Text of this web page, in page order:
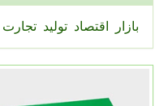
بازار اقتصاد تولید تجارت